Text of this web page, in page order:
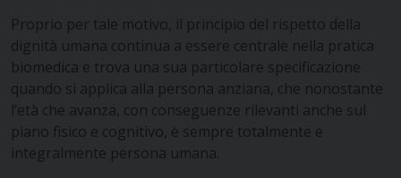
Proprio per tale motivo, il principio del rispetto della
dignità umana continua a essere centrale nella pratica
biomedica e trova una sua particolare specificazione
quando si applica alla persona anziana, che nonostante
l’età che avanza, con conseguenze rilevanti anche sul
piano fisico e cognitivo, è sempre totalmente e
integralmente persona umana.